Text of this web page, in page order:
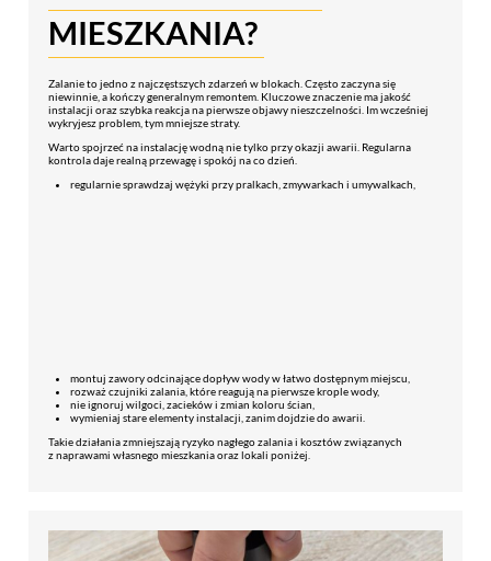
MIESZKANIA?
Zalanie to jedno z najczęstszych zdarzeń w blokach. Często zaczyna się
niewinnie, a kończy generalnym remontem. Kluczowe znaczenie ma jakość
instalacji oraz szybka reakcja na pierwsze objawy nieszczelności. Im wcześniej
wykryjesz problem, tym mniejsze straty.
Warto spojrzeć na instalację wodną nie tylko przy okazji awarii. Regularna
kontrola daje realną przewagę i spokój na co dzień.
regularnie sprawdzaj wężyki przy pralkach, zmywarkach i umywalkach,
montuj zawory odcinające dopływ wody w łatwo dostępnym miejscu,
rozważ czujniki zalania, które reagują na pierwsze krople wody,
nie ignoruj wilgoci, zacieków i zmian koloru ścian,
wymieniaj stare elementy instalacji, zanim dojdzie do awarii.
Takie działania zmniejszają ryzyko nagłego zalania i kosztów związanych
z naprawami własnego mieszkania oraz lokali poniżej.